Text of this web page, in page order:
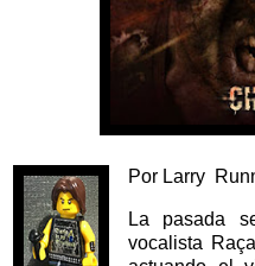
Por Larry
La pasada
vocalista